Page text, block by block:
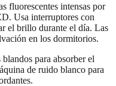
fluorescentes intensas por
Usa interruptores con
el brillo durante el día. Las
en los dormitorios.
para absorber el
de ruido blanco para